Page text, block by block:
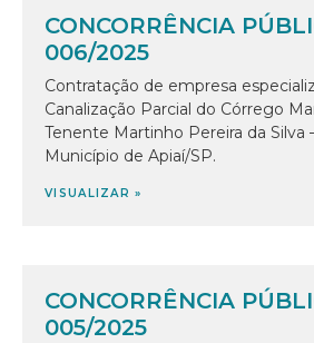
CONCORRÊNCIA
006/2025
Contratação de empresa
Canalização Parcial do Córrego
Tenente Martinho Pereira da Silva
Município de Apiaí/SP.
VISUALIZAR »
CONCORRÊNCIA
005/2025